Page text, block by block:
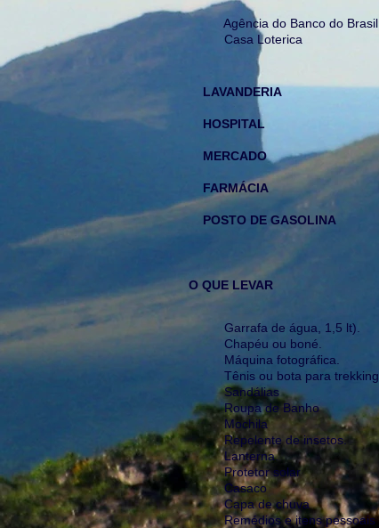
Agência do Banco do Brasil
Casa Loterica
LAVANDERIA
HOSPITAL
MERCADO
FARMÁCIA
POSTO DE GASOLINA
O QUE LEVAR
Garrafa de água, 1,5 lt).
Chapéu ou boné.
Máquina fotográfica.
Tênis ou bota para trekking
Sandálias
Roupa de Banho
Mochila
Repelente de insetos.
Lanterna.
Protetor solar
Casaco
Capa de chuva
Remédios e itens pessoais